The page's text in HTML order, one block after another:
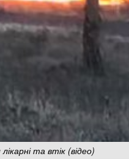
та втік (відео)